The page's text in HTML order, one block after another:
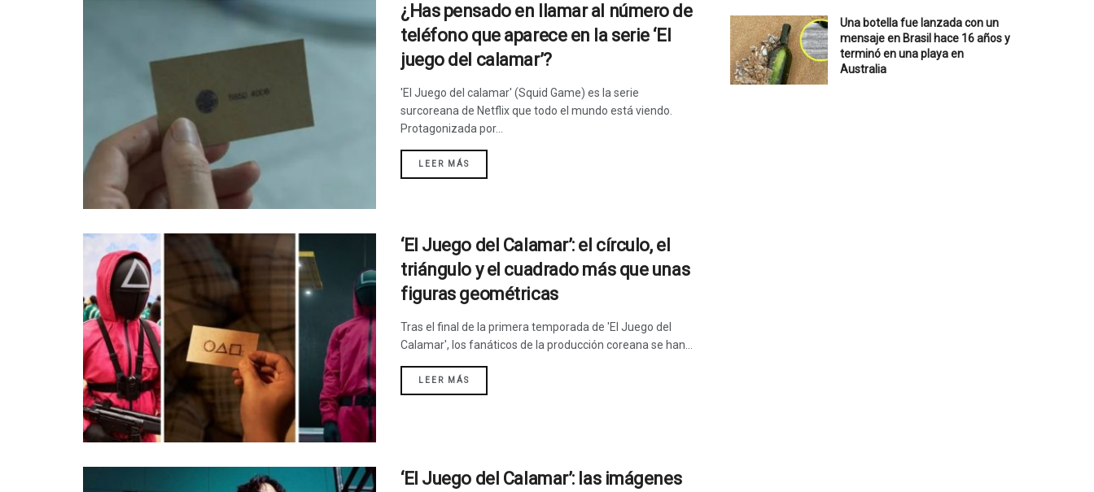
¿Has pensado en llamar al número de
teléfono que aparece en la serie ‘El
juego del calamar’?
'El Juego del calamar' (Squid Game) es la serie
surcoreana de Netflix que todo el mundo está viendo.
Protagonizada por...
LEER MÁS
‘El Juego del Calamar’: el círculo, el
triángulo y el cuadrado más que unas
figuras geométricas
Tras el final de la primera temporada de 'El Juego del
Calamar', los fanáticos de la producción coreana se han...
LEER MÁS
‘El Juego del Calamar’: las imágenes
Una botella fue lanzada con un
mensaje en Brasil hace 16 años y
terminó en una playa en
Australia